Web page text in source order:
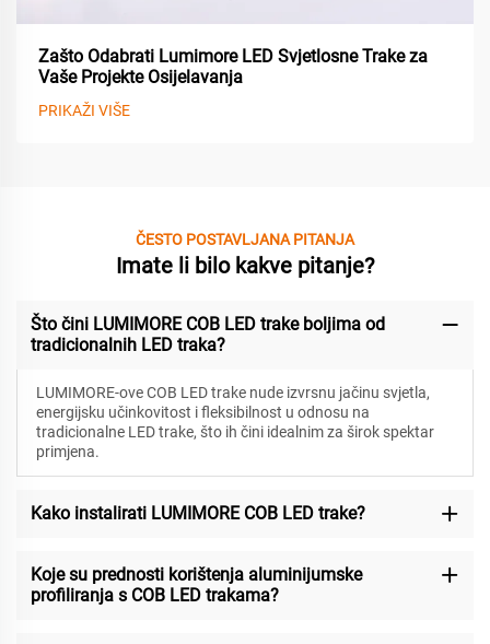
Zašto Odabrati Lumimore LED Svjetlosne Trake za
Vaše Projekte Osijelavanja
PRIKAŽI VIŠE
ČESTO POSTAVLJANA PITANJA
Imate li bilo kakve pitanje?
Što čini LUMIMORE COB LED trake boljima od
tradicionalnih LED traka?
LUMIMORE-ove COB LED trake nude izvrsnu jačinu svjetla,
energijsku učinkovitost i fleksibilnost u odnosu na
tradicionalne LED trake, što ih čini idealnim za širok spektar
primjena.
Kako instalirati LUMIMORE COB LED trake?
Koje su prednosti korištenja aluminijumske
profiliranja s COB LED trakama?